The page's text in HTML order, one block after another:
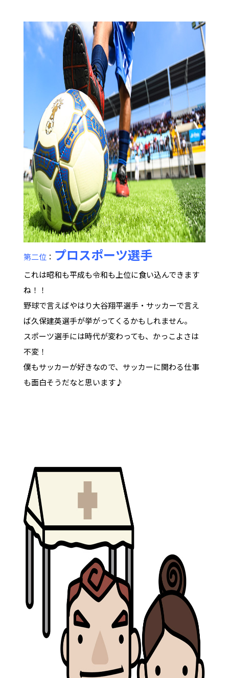
第二位： プロスポーツ選手
これは昭和も平成も令和も上位に食い込んできます
ね！！
野球で言えばやはり大谷翔平選手・サッカーで言え
ば久保建英選手が挙がってくるかもしれません。
スポーツ選手には時代が変わっても、かっこよさは
不変！
僕もサッカーが好きなので、サッカーに関わる仕事
も面白そうだなと思います♪